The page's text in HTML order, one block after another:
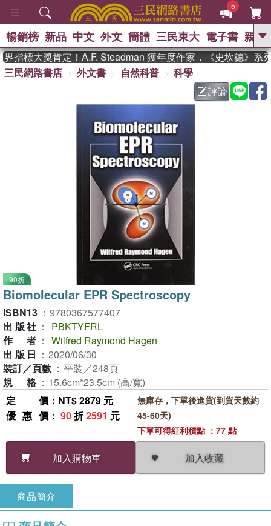
5
GO
熱搜： 東野圭吾 、
父親節 、 如果歷
暑期推薦 、 國際布克
、
登輝時代 、 數學女孩：黎曼猜想
偉大的迷走神經
暢銷榜 新品 中文 外文 簡體 三民東大 電子書 親子
指標大獎肯定！A.F. Steadman 獲年度作家，《史坎德》系列
三民網路書店
外文書 自然科普
科學
評論
90折
Biomolecular EPR Spectroscopy
ISBN13 ： 9780367577407
出版社 ：
PBKTYFRL
作者 ： Wilfred Raymond Hagen
出版日 ： 2020/06/30
裝訂／頁數 ： 平裝／248頁
規格 ： 15.6cm*23.5cm (高/寬)
定價 ：NT$ 2879 元
優惠價 ： 90折2591 元
加入購物車 加入收藏
無庫存，下單後進貨(到貨天數約
45-60天)
下單可得紅利積點 ：77 點
商品簡介